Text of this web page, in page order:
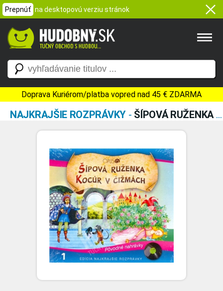
Prepnúť na desktopovú verziu stránok
Doprava Kuriérom/platba vopred nad 45 € ZDARMA
NAJKRAJŠIE ROZPRÁVKY - ŠÍPOVÁ RUŽENKA / KOCÚR V ČIŽMÁCH